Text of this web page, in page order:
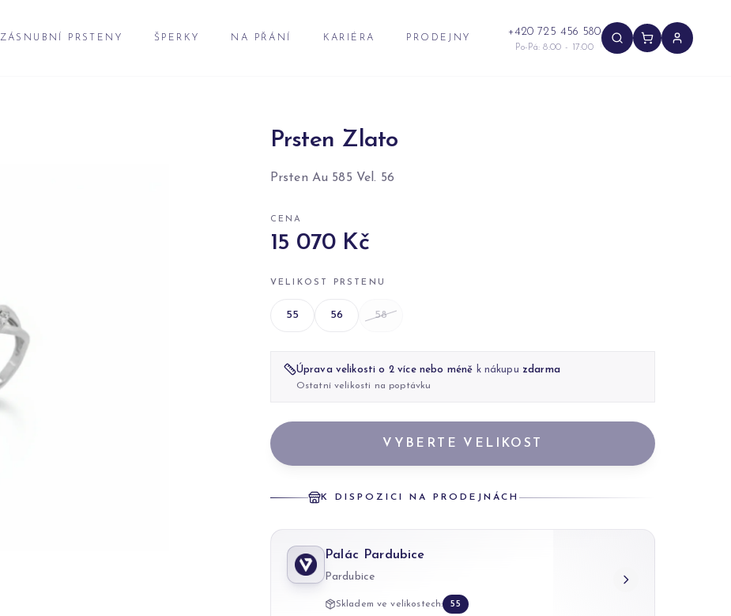
ZÁSNUBNÍ PRSTENY ŠPERKY NA PŘÁNÍ KARIÉRA PRODEJNY +420 725 456 580
Po-Pá: 8:00 - 17:00
Prsten Zlato
Prsten Au 585 Vel. 56
CENA
15 070 Kč
VELIKOST PRSTENU
55 56 58
Úprava velikosti o 2 více nebo méně k nákupu zdarma
Ostatní velikosti na poptávku
VYBERTE VELIKOST
K DISPOZICI NA PRODEJNÁCH
Palác Pardubice
Pardubice
Skladem ve velikostech: 55